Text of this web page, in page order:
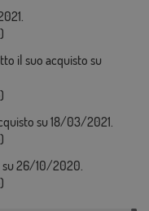
il suo acquisto su
su 18/03/2021.
su 26/10/2020.